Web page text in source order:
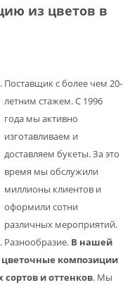
из цветов в
Поставщик с более чем 20-
летним стажем. С 1996
года мы активно
изготавливаем и
доставляем букеты. За это
время мы обслужили
миллионы клиентов и
оформили сотни
различных мероприятий.
Разнообразие. В нашей
композиции
и оттенков. Мы